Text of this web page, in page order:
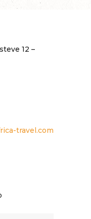
12 –
travel.com